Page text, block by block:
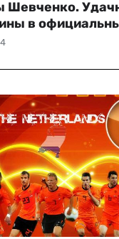
Шевченко.
в